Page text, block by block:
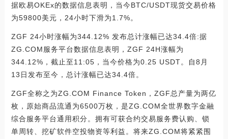
据欧易OKEx的数据信息表明，当今BTC/USDT现货交易价格
为59800美元，24小时下滑为1.7%。
ZGF 24小时涨幅为344.12% 发布总计涨幅已达34.4倍:据
ZG.COM服务平台数据信息表明，ZGF 24H涨幅为
344.12%，截止至11:05，当今价格为0.25 USDT。自8月
13日发布至今，总计涨幅已达34.4倍。
ZGF全称之为ZG.COM Finance Token，ZGF总产量为两亿
枚，原始商品流通为6500万枚，是ZG.COM全世界数字金融
综合服务平台通用积分。拥有可获合约交易服务费认购、锁
单周转、挖矿软件空投物资等利益。将来ZG.COM将紧紧围